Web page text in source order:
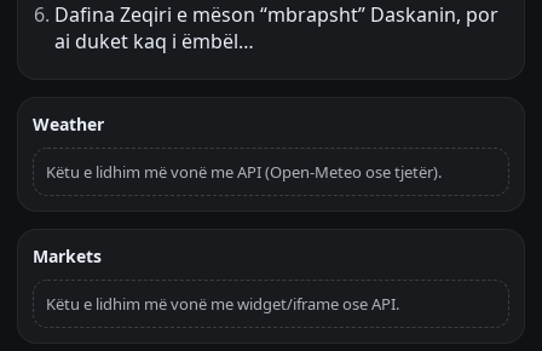
Dafina Zeqiri e mëson “mbrapsht” Daskanin, por
ai duket kaq i ëmbël…
Weather
Këtu e lidhim më vonë me API (Open-Meteo ose tjetër).
Markets
Këtu e lidhim më vonë me widget/iframe ose API.